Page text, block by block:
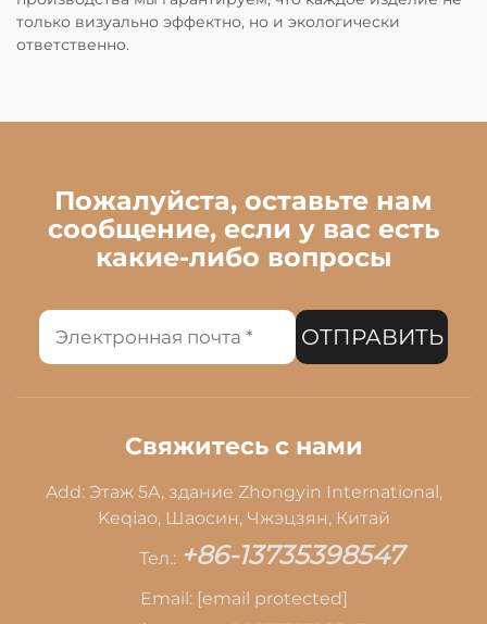
только визуально эффектно, но и экологически
ответственно.
Пожалуйста, оставьте нам
сообщение, если у вас есть
какие-либо вопросы
ОТПРАВИТЬ
Свяжитесь с нами
Add: Этаж 5A, здание Zhongyin International,
Keqiao, Шаосин, Чжэцзян, Китай
Тел.: +86-13735398547
Email: [email protected]